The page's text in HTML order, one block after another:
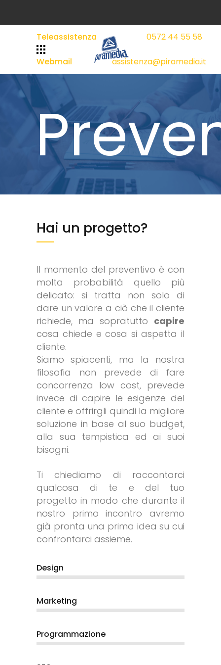
Teleassistenza
Webmail
0572 44 55 58
assistenza@piramedia.it
Hai un progetto?
Il momento del preventivo è con
molta probabilità quello più
delicato: si tratta non solo di
dare un valore a ciò che il cliente
richiede, ma sopratutto capire
cosa chiede e cosa si aspetta il
cliente.
Siamo spiacenti, ma la nostra
filosofia non prevede di fare
concorrenza low cost, prevede
invece di capire le esigenze del
cliente e offrirgli quindi la migliore
soluzione in base al suo budget,
alla sua tempistica ed ai suoi
bisogni.
Ti chiediamo di raccontarci
qualcosa di te e del tuo
progetto in modo che durante il
nostro primo incontro avremo
già pronta una prima idea su cui
confrontarci assieme.
Design
Marketing
Programmazione